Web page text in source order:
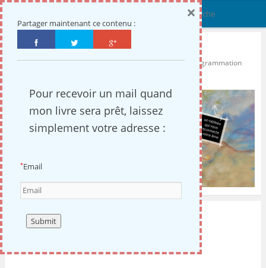
l'âme en lumière
Coach énergétique : découverte de vos ressources, reprogrammation
PUBLIÉ DANSNON CLASSÉ
Partager maintenant ce contenu :
Pour recevoir un mail quand
mon livre sera prêt, laissez
simplement votre adresse :
*Email
×